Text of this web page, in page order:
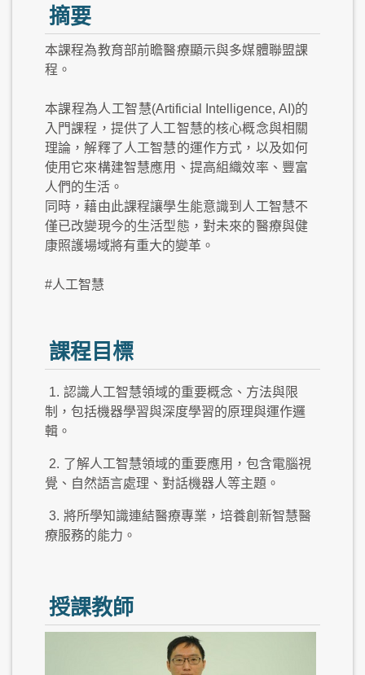
摘要
本課程為教育部前瞻醫療顯示與多媒體聯盟課
程。
本課程為人工智慧(Artificial Intelligence, AI)的
入門課程，提供了人工智慧的核心概念與相關
理論，解釋了人工智慧的運作方式，以及如何
使用它來構建智慧應用、提高組織效率、豐富
人們的生活。
同時，藉由此課程讓學生能意識到人工智慧不
僅已改變現今的生活型態，對未來的醫療與健
康照護場域將有重大的變革。
#人工智慧
課程目標
1. 認識人工智慧領域的重要概念、方法與限
制，包括機器學習與深度學習的原理與運作邏
輯。
2. 了解人工智慧領域的重要應用，包含電腦視
覺、自然語言處理、對話機器人等主題。
3. 將所學知識連結醫療專業，培養創新智慧醫
療服務的能力。
授課教師